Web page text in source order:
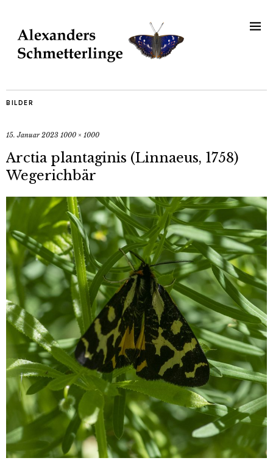
BILDER
15. Januar 2023 1000 × 1000
Arctia plantaginis (Linnaeus, 1758)
Wegerichbär